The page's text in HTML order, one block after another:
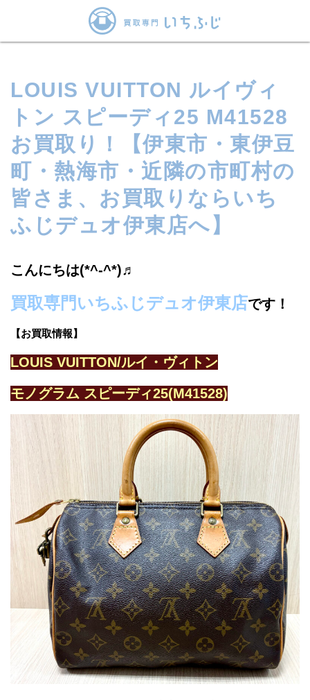
LOUIS VUITTON ルイヴィ
トン スピーディ25 M41528
お買取り！【伊東市・東伊豆
町・熱海市・近隣の市町村の
皆さま、お買取りならいち
ふじデュオ伊東店へ】
こんにちは(*^-^*)♬
買取専門いちふじデュオ伊東店です！
【お買取情報】
LOUIS VUITTON/ルイ・ヴィトン
モノグラム スピーディ25(M41528)